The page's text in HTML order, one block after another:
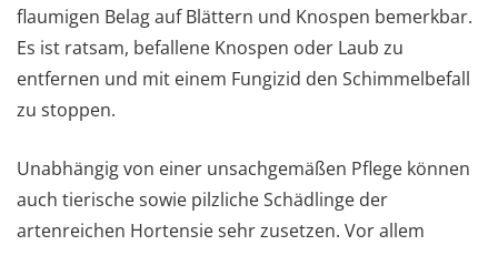
flaumigen Belag auf Blättern und Knospen bemerkbar.
Es ist ratsam, befallene Knospen oder Laub zu
entfernen und mit einem Fungizid den Schimmelbefall
zu stoppen.
Unabhängig von einer unsachgemäßen Pflege können
auch tierische sowie pilzliche Schädlinge der
artenreichen Hortensie sehr zusetzen. Vor allem